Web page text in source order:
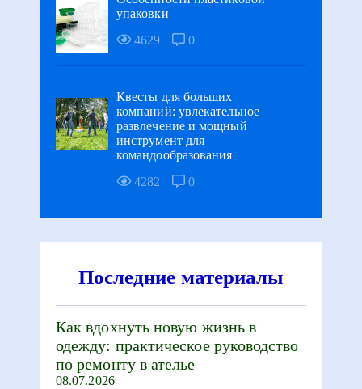
упаковки
4629
0
Квесты для больших
компаний: увлекательное
развлечение и мощный
инструмент для
командообразования
4282
0
Последние материалы
Как вдохнуть новую жизнь в
одежду: практическое руководство
по ремонту в ателье
08.07.2026